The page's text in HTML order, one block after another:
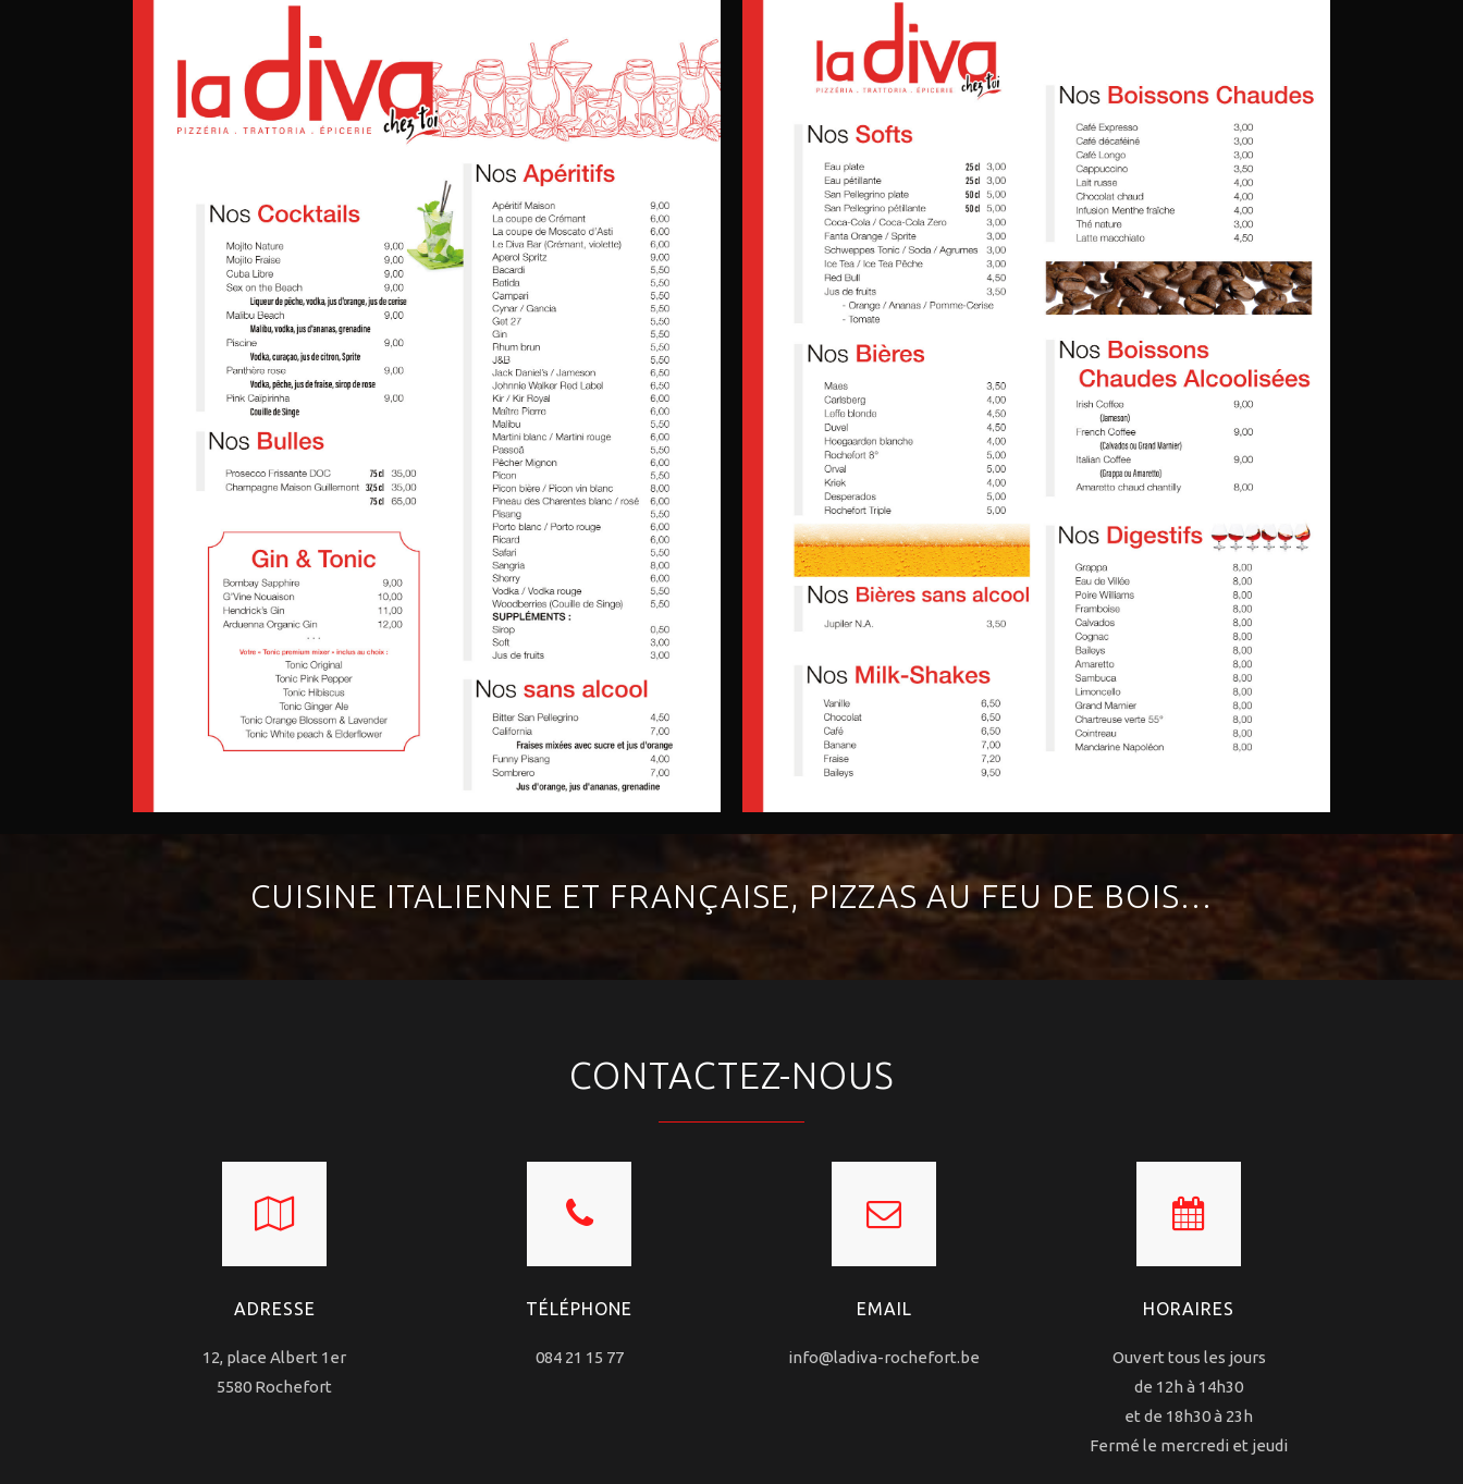
CUISINE ITALIENNE ET FRANÇAISE, PIZZAS AU FEU DE BOIS…
CONTACTEZ-NOUS
ADRESSE
12, place Albert 1er
5580 Rochefort
TÉLÉPHONE
084 21 15 77
EMAIL
info@ladiva-rochefort.be
HORAIRES
Ouvert tous les jours
de 12h à 14h30
et de 18h30 à 23h
Fermé le mercredi et jeudi